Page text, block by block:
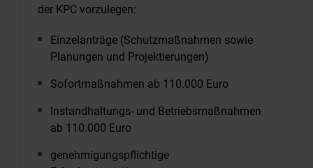
der KPC vorzulegen:
Einzelanträge (Schutzmaßnahmen sowie
Planungen und Projektierungen)
Sofortmaßnahmen ab 110.000 Euro
Instandhaltungs- und Betriebsmaßnahmen
ab 110.000 Euro
genehmigungspflichtige